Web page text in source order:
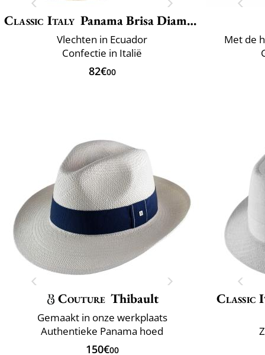
Classic Italy Panama Brisa Diamond
Vlechten in Ecuador
Confectie in Italië
82€00
Met de
Couture Thibault
Gemaakt in onze werkplaats
Authentieke Panama hoed
150€00
Classic